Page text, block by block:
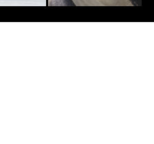
フィン日本代表「NAMINORI J